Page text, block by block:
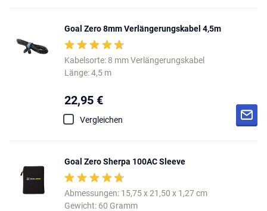
Goal Zero 8mm Verlängerungskabel 4,5m
Kabelsorte: 8 mm Verlängerungskabel
Länge: 4,5 m
22,95 €
Vergleichen
Goal Zero Sherpa 100AC Sleeve
Abmessungen: 15,75 x 21,50 x 1,27 cm
Gewicht: 60 Gramm